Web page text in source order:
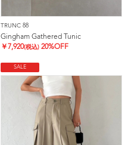
TRUNC 88
Gingham Gathered Tunic
￥ 7,920(税込) 20%OFF
SALE